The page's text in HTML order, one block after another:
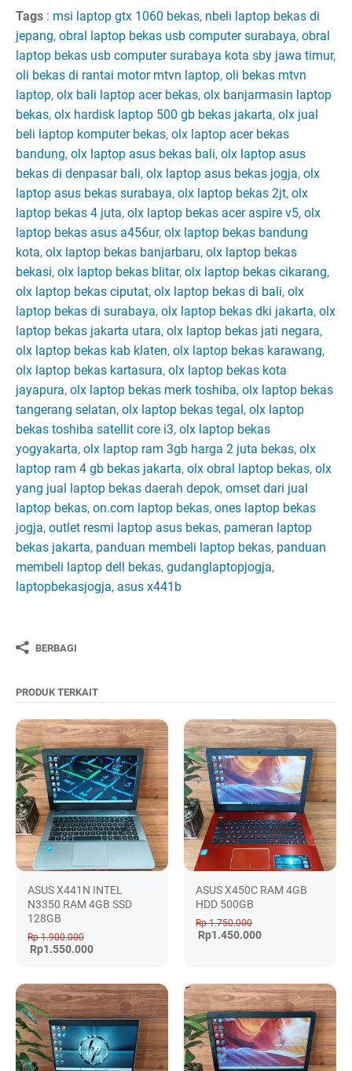
Tags : msi laptop gtx 1060 bekas, nbeli laptop bekas di
jepang, obral laptop bekas usb computer surabaya, obral
laptop bekas usb computer surabaya kota sby jawa timur,
oli bekas di rantai motor mtvn laptop, oli bekas mtvn
laptop, olx bali laptop acer bekas, olx banjarmasin laptop
bekas, olx hardisk laptop 500 gb bekas jakarta, olx jual
beli laptop komputer bekas, olx laptop acer bekas
bandung, olx laptop asus bekas bali, olx laptop asus
bekas di denpasar bali, olx laptop asus bekas jogja, olx
laptop asus bekas surabaya, olx laptop bekas 2jt, olx
laptop bekas 4 juta, olx laptop bekas acer aspire v5, olx
laptop bekas asus a456ur, olx laptop bekas bandung
kota, olx laptop bekas banjarbaru, olx laptop bekas
bekasi, olx laptop bekas blitar, olx laptop bekas cikarang,
olx laptop bekas ciputat, olx laptop bekas di bali, olx
laptop bekas di surabaya, olx laptop bekas dki jakarta, olx
laptop bekas jakarta utara, olx laptop bekas jati negara,
olx laptop bekas kab klaten, olx laptop bekas karawang,
olx laptop bekas kartasura, olx laptop bekas kota
jayapura, olx laptop bekas merk toshiba, olx laptop bekas
tangerang selatan, olx laptop bekas tegal , olx laptop
bekas toshiba satellit core i3, olx laptop bekas
yogyakarta, olx laptop ram 3gb harga 2 juta bekas, olx
laptop ram 4 gb bekas jakarta, olx obral laptop bekas, olx
yang jual laptop bekas daerah depok, omset dari jual
laptop bekas, on.com laptop bekas, ones laptop bekas
jogja, outlet resmi laptop asus bekas, pameran laptop
bekas jakarta, panduan membeli laptop bekas, panduan
membeli laptop dell bekas, gudanglaptopjogja,
laptopbekasjogja, asus x441b
BERBAGI
PRODUK TERKAIT
ASUS X441N INTEL
N3350 RAM 4GB SSD
128GB
Rp 1.900.000
Rp1.550.000
ASUS X450C RAM 4GB
HDD 500GB
Rp 1.750.000
Rp1.450.000